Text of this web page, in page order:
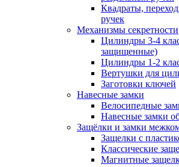
Квадраты,
ручек
Механизмы секретности
Цилиндры 3-4
защищенные)
Цилиндры 1-2
Вертушки для
Заготовки ключей
Навесные замки
Велосипедные
Навесные замки
Защёлки и замки
Защелки с
Классические
Магнитные